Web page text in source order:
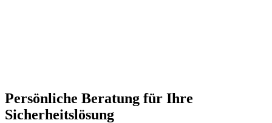
Persönliche Beratung für Ihre
Sicherheitslösung